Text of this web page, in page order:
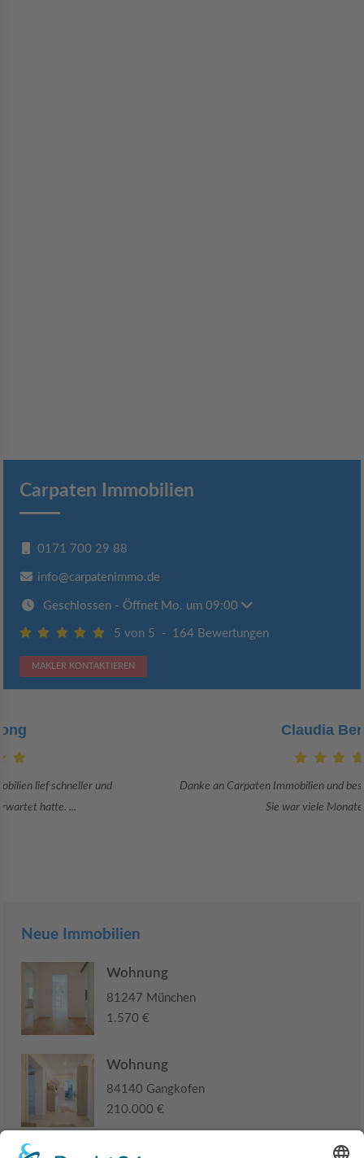
Carpaten Immobilien
0171 700 29 88
info@carpatenimmo.de
Geschlossen - Öffnet Mo. um 09:00
5 von 5 - 164 Bewertungen
MAKLER KONTAKTIEREN
Danke an Carpaten Immobilien und besonders an Frau Adriana Sarca.
Neue Immobilien
Wohnung
81247 München
1.570 €
Wohnung
84140 Gangkofen
210.000 €